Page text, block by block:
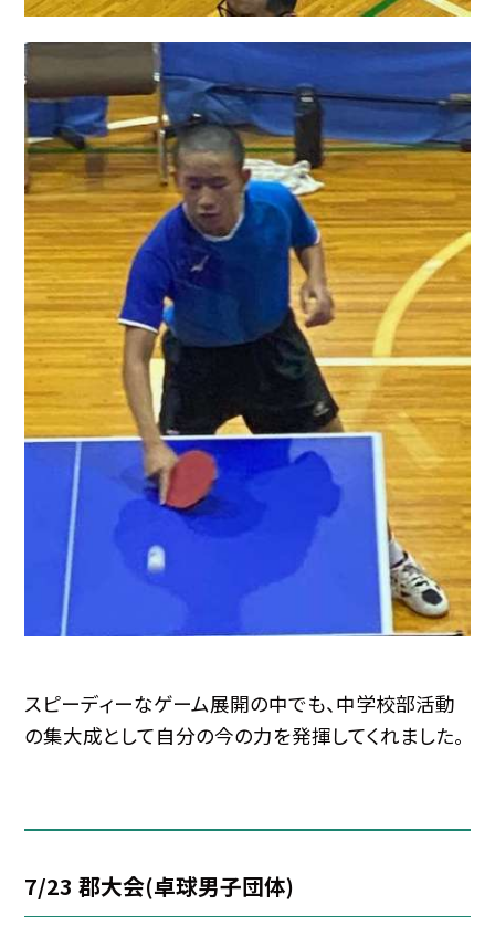
スピーディーなゲーム展開の中でも、中学校部活動
の集大成として自分の今の力を発揮してくれました。
7/23 郡大会(卓球男子団体)